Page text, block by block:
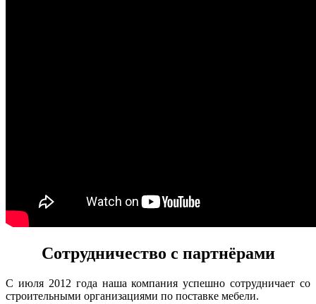
Сотрудничество с партнёрами
С июля 2012 года наша компания успешно сотрудничает со
строительными организациями по поставке мебели.